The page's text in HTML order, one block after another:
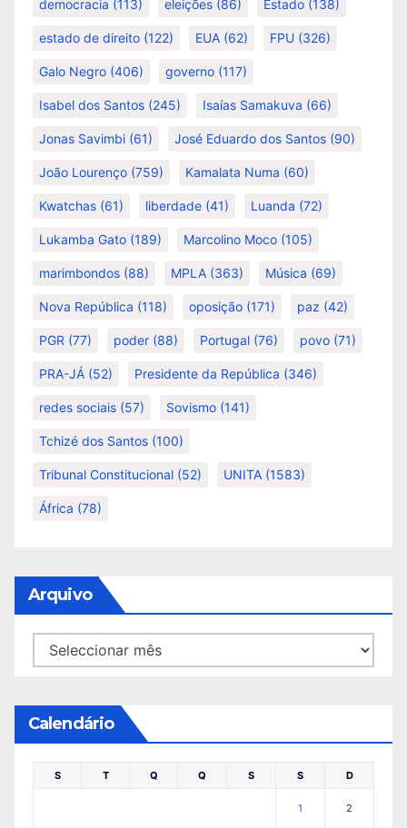
democracia (113) eleições (86) Estado (138)
estado de direito (122) EUA (62) FPU (326)
Galo Negro (406) governo (117)
Isabel dos Santos (245) Isaías Samakuva (66)
Jonas Savimbi (61) José Eduardo dos Santos (90)
João Lourenço (759) Kamalata Numa (60)
Kwatchas (61) liberdade (41) Luanda (72)
Lukamba Gato (189) Marcolino Moco (105)
marimbondos (88) MPLA (363) Música (69)
Nova República (118) oposição (171) paz (42)
PGR (77) poder (88) Portugal (76) povo (71)
PRA-JÁ (52) Presidente da República (346)
redes sociais (57) Sovismo (141)
Tchizé dos Santos (100)
Tribunal Constitucional (52) UNITA (1583)
África (78)
Arquivo
Arquivo
Calendário
S T Q Q S S D
1 2